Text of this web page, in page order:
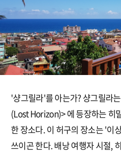
'샹그릴라'를 아는가? 샹그릴라
(Lost Horizon)> 에 등장하는 히
한 장소다. 이 허구의 장소는 '이
쓰이곤 한다. 배낭 여행자 시절,